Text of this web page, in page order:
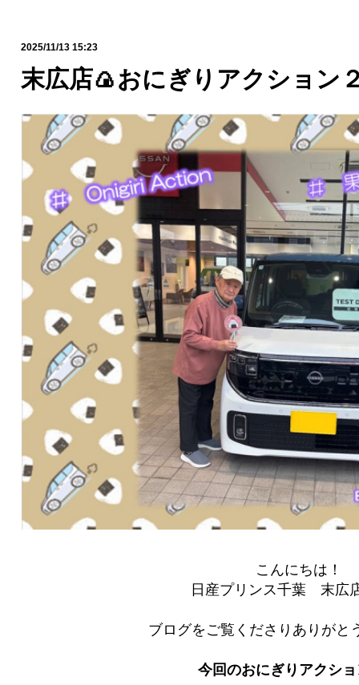
2025/11/13 15:23
末広店🍙おにぎりアクション
こんにちは！
日産プリンス千葉 末広
ブログをご覧くださりありがと
今回のおにぎりアクシ